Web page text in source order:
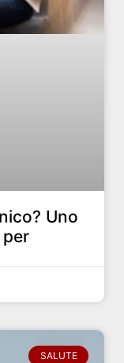
Uno
SALUTE